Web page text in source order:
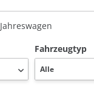
Jahreswagen
Fahrzeugtyp